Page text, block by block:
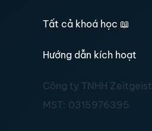
Tất cả khoá học 📖
Hướng dẫn kích hoạt
Công ty TNHH Zeitgeist
MST: 0315976395